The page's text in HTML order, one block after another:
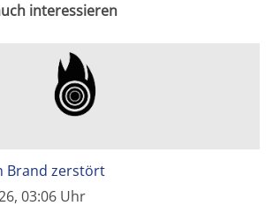
interessieren
Brand zerstört
03:06 Uhr